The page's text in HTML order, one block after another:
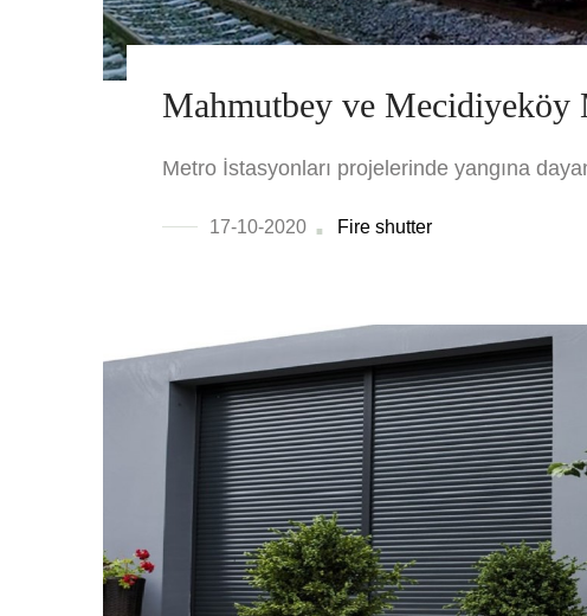
Mahmutbey ve Mecidiyeköy
Metro İstasyonları projelerinde yangına
17-10-2020 Fire shutter